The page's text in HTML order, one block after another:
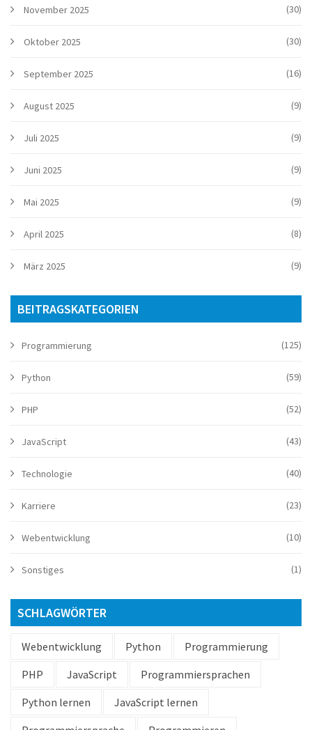
November 2025 (30)
Oktober 2025 (30)
September 2025 (16)
August 2025 (9)
Juli 2025 (9)
Juni 2025 (9)
Mai 2025 (9)
April 2025 (8)
März 2025 (9)
BEITRAGSKATEGORIEN
Programmierung (125)
Python (59)
PHP (52)
JavaScript (43)
Technologie (40)
Karriere (23)
Webentwicklung (10)
Sonstiges (1)
SCHLAGWÖRTER
Webentwicklung Python
Programmierung
PHP
JavaScript
Programmiersprachen
Python lernen
JavaScript lernen